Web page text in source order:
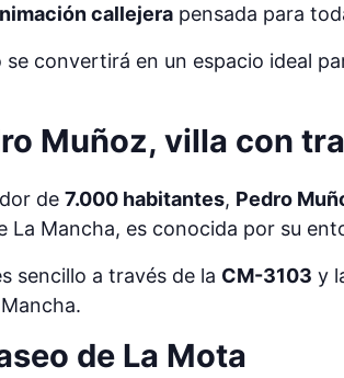
callejera pensada para
se convertirá en un espacio ideal
Muñoz, villa con
de 7.000 habitantes, Pedro
La Mancha, es conocida por su
sencillo a través de la CM-3103 y
de La Mota